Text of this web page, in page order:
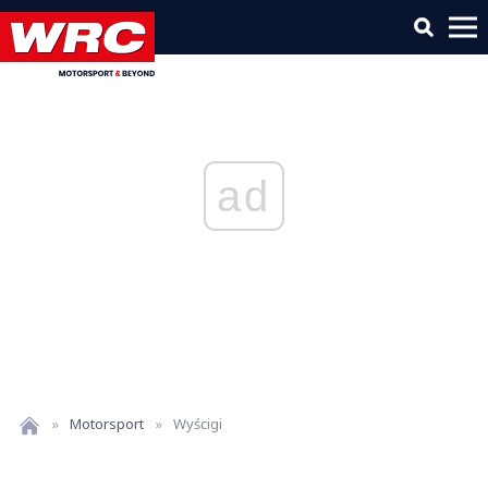
ad
» Motorsport » Wyścigi